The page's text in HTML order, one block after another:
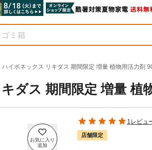
ハイポネックス リキダス 期間限定 増量 植物用活力剤
ダス 期間限定 増量 植
1レビュ
店舗限定